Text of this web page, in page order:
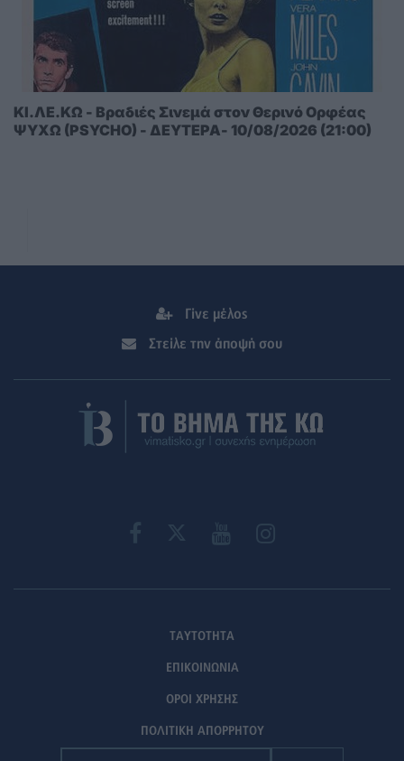
ΚΙ.ΛΕ.ΚΩ - Βραδιές Σινεμά στον Θερινό Ορφέας
ΨΥΧΩ (PSYCHO) - ΔΕΥΤΕΡΑ- 10/08/2026 (21:00)
Γίνε μέλος
Στείλε την άποψή σου
ΤΑΥΤΟΤΗΤΑ
ΕΠΙΚΟΙΝΩΝΙΑ
ΟΡΟΙ ΧΡΗΣΗΣ
ΠΟΛΙΤΙΚΗ ΑΠΟΡΡΗΤΟΥ